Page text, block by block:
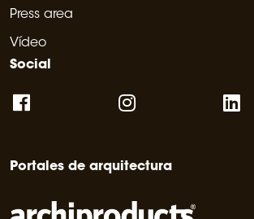
Press area
Vídeo
Social
Portales de arquitectura